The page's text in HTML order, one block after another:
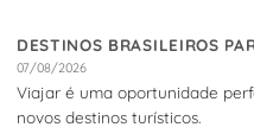
DESTINOS BRASILEIROS
07/08/2026
Viajar é uma oportunidade
novos destinos turísticos.